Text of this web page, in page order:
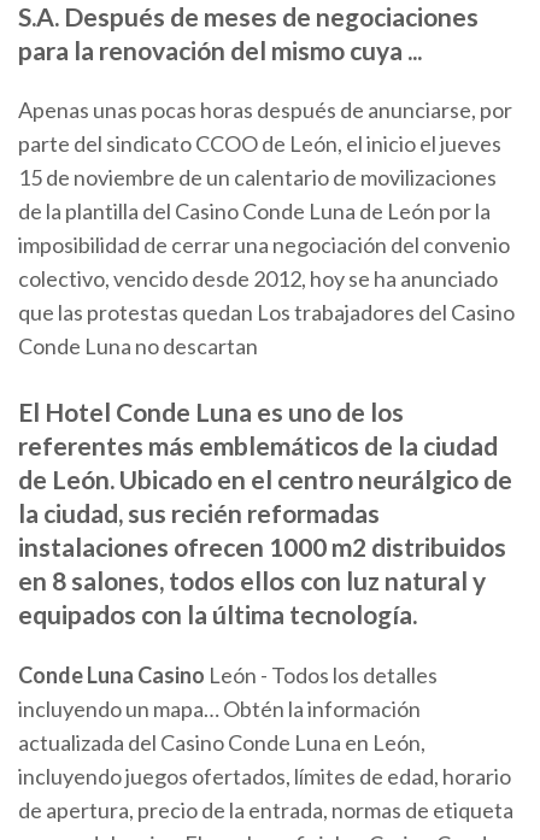
S.A. Después de meses de negociaciones
para la renovación del mismo cuya ...
Apenas unas pocas horas después de anunciarse, por
parte del sindicato CCOO de León, el inicio el jueves
15 de noviembre de un calentario de movilizaciones
de la plantilla del Casino Conde Luna de León por la
imposibilidad de cerrar una negociación del convenio
colectivo, vencido desde 2012, hoy se ha anunciado
que las protestas quedan Los trabajadores del Casino
Conde Luna no descartan
El Hotel Conde Luna es uno de los
referentes más emblemáticos de la ciudad
de León. Ubicado en el centro neurálgico de
la ciudad, sus recién reformadas
instalaciones ofrecen 1000 m2 distribuidos
en 8 salones, todos ellos con luz natural y
equipados con la última tecnología.
CondeLuna Casino León - Todos los detalles
incluyendo un mapa… Obtén la información
actualizada del Casino Conde Luna en León,
incluyendo juegos ofertados, límites de edad, horario
de apertura, precio de la entrada, normas de etiqueta